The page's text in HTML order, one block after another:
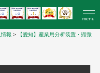
menu
報 >
【愛知】産業用分析装置・顕微